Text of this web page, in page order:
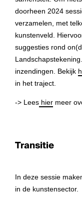
doorheen 2024
verzamelen, met
kunstenveld.
suggesties rond
inzendingen. Bekijk
in het traject.
-> Lees hier meer
Transitie
In deze sessie
in de kunstensector.